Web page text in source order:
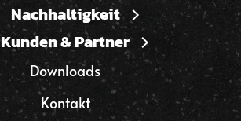
Nachhaltigkeit
Kunden & Partner
Downloads
Kontakt